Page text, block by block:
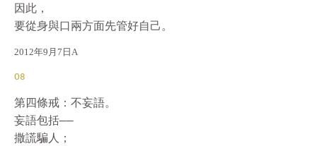
因此，
要從身與口兩方面先管好自己。
2012年9月7日A
08
第四條戒：不妄語。
妄語包括——
撒謊騙人；